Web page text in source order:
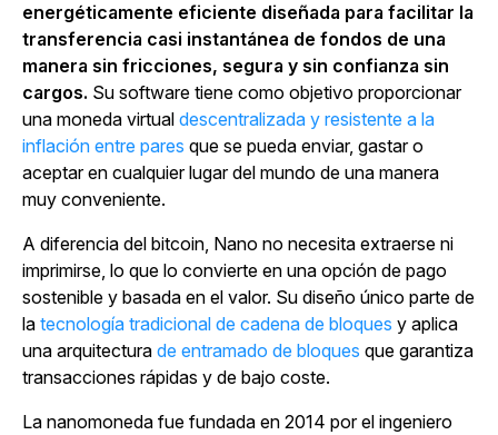
energéticamente eficiente diseñada para facilitar la
transferencia casi instantánea de fondos de una
manera sin fricciones, segura y sin confianza sin
cargos. Su software tiene como objetivo proporcionar
una moneda virtual descentralizada y resistente a la
inflación entre pares que se pueda enviar, gastar o
aceptar en cualquier lugar del mundo de una manera
muy conveniente.
A diferencia del bitcoin, Nano no necesita extraerse ni
imprimirse, lo que lo convierte en una opción de pago
sostenible y basada en el valor. Su diseño único parte de
la tecnología tradicional de cadena de bloques y aplica
una arquitectura de entramado de bloques que garantiza
transacciones rápidas y de bajo coste.
La nanomoneda fue fundada en 2014 por el ingeniero